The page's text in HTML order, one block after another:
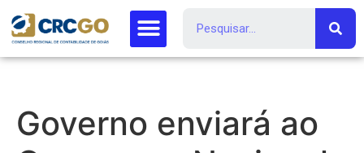
Governo enviará ao